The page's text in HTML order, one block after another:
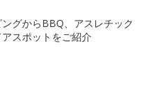
グからBBQ、アスレチック
スポットをご紹介